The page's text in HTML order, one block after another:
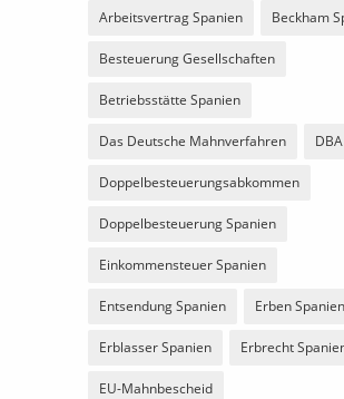
Arbeitsvertrag Spanien Beckham
Besteuerung Gesellschaften
Betriebsstätte Spanien
Das Deutsche Mahnverfahren
Doppelbesteuerungsabkommen
Doppelbesteuerung Spanien
Einkommensteuer Spanien
Entsendung Spanien Erben Spanien
Erblasser Spanien Erbrecht
EU-Mahnbescheid